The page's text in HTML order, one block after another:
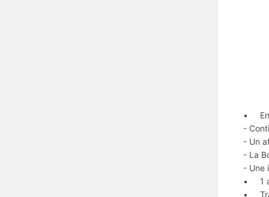
• En
-
- Un
- La
- Une
• 1
•